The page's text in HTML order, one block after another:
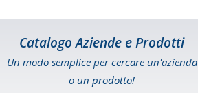
Catalogo Aziende e Prodotti
Un modo semplice per cercare un'azienda
o un prodotto!